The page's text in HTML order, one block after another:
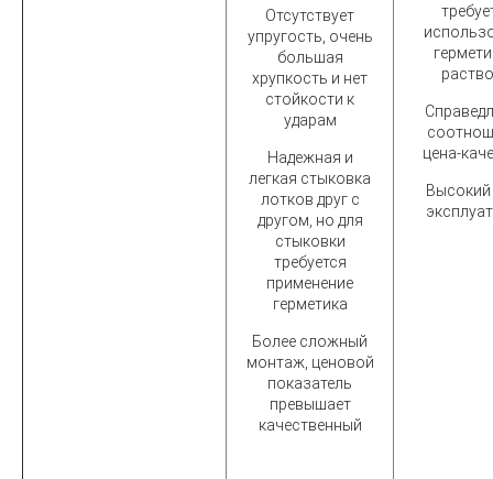
Отсутствует
упругость, очень
большая
хрупкость и нет
стойкости к
ударам
Надежная и
легкая стыковка
лотков друг с
другом, но для
стыковки
требуется
применение
герметика
Более сложный
монтаж, ценовой
показатель
превышает
качественный
цена-
Высокий